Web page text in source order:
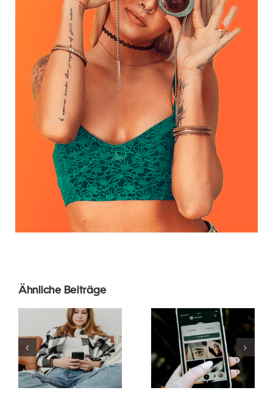
Ähnliche Beiträge
Innovative
Strategien
zur
Steigerung
der
Sichtbarkeit
von
Praktiken für
die
Verwendung
von
Augmented-
Reality-